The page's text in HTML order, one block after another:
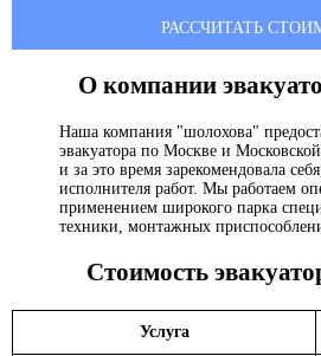
РАССЧИТАТЬ
О компании
Наша компания "шолохова"
эвакуатора по Москве и
и за это время зарекомендовала
исполнителя работ. Мы работаем
применением широкого парка
техники, монтажных
Стоимость
Услуга